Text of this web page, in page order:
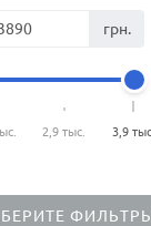
грн.
2,9 тыс. 3,9 тыс.